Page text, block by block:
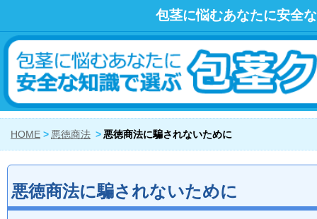
包茎に悩むあなたに安全
HOME 悪徳商法 悪徳商法に騙されないために
悪徳商法に騙されないために